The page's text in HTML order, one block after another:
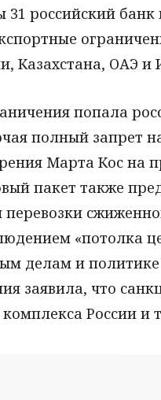
31 российский
Казахстана, ОАЭ и
попала
полный запрет
Марта Кос на
пакет также
перевозки
«потолка
делам и
заявила, что
России и